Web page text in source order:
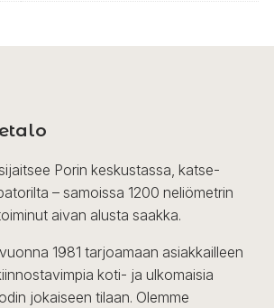
Porin keskustassa, katse-
– samoissa 1200 neliömetrin
aivan alusta saakka.
1981 tarjoamaan asiakkailleen
koti- ja ulkomaisia
jokaiseen tilaan. Olemme